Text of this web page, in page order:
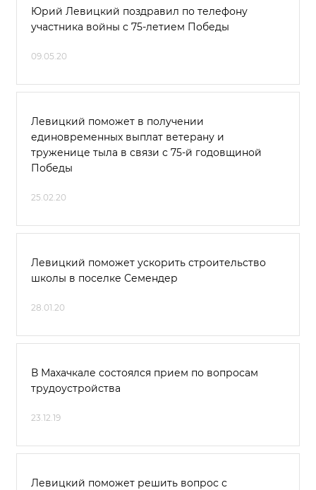
Юрий Левицкий поздравил по телефону
участника войны с 75-летием Победы
09.05.20
Левицкий поможет в получении
единовременных выплат ветерану и
труженице тыла в связи с 75-й годовщиной
Победы
25.02.20
Левицкий поможет ускорить строительство
школы в поселке Семендер
28.01.20
В Махачкале состоялся прием по вопросам
трудоустройства
23.12.19
Левицкий поможет решить вопрос с